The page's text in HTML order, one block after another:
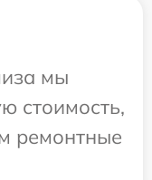
мы
стоимость,
ремонтные